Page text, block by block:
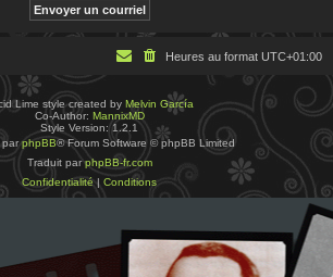
Heures au format UTC+01:00
Lime style created by Melvin García
Co-Author: MannixMD
Style Version: 1.2.1
parphpBB® Forum Software © phpBB Limited
Traduit parphpBB-fr.com
Confidentialité| Conditions